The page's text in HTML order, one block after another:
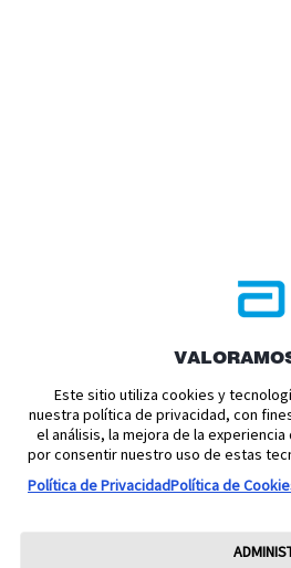
Este sitio utiliza cookies y
nuestra política de privacidad, con
el análisis, la mejora de la
por consentir nuestro uso de estas
Política de PrivacidadPolítica de